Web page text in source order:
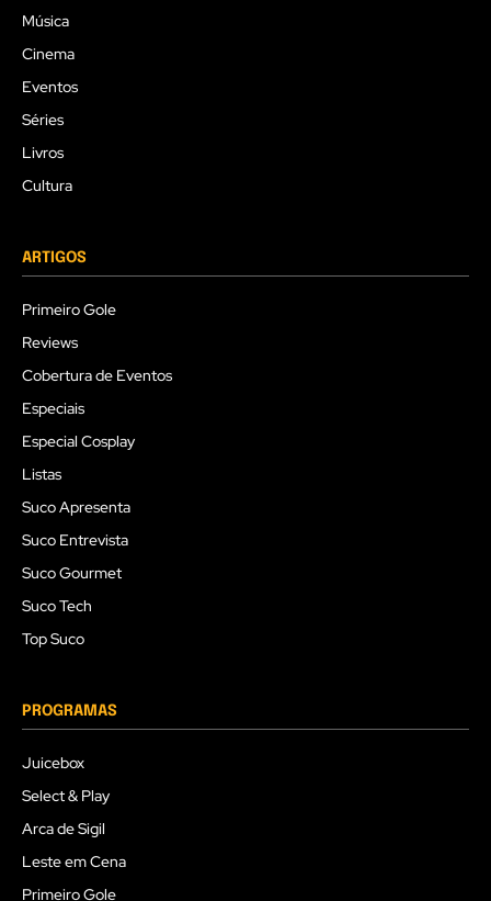
Música
Cinema
Eventos
Séries
Livros
Cultura
ARTIGOS
Primeiro Gole
Reviews
Cobertura de Eventos
Especiais
Especial Cosplay
Listas
Suco Apresenta
Suco Entrevista
Suco Gourmet
Suco Tech
Top Suco
PROGRAMAS
Juicebox
Select & Play
Arca de Sigil
Leste em Cena
Primeiro Gole